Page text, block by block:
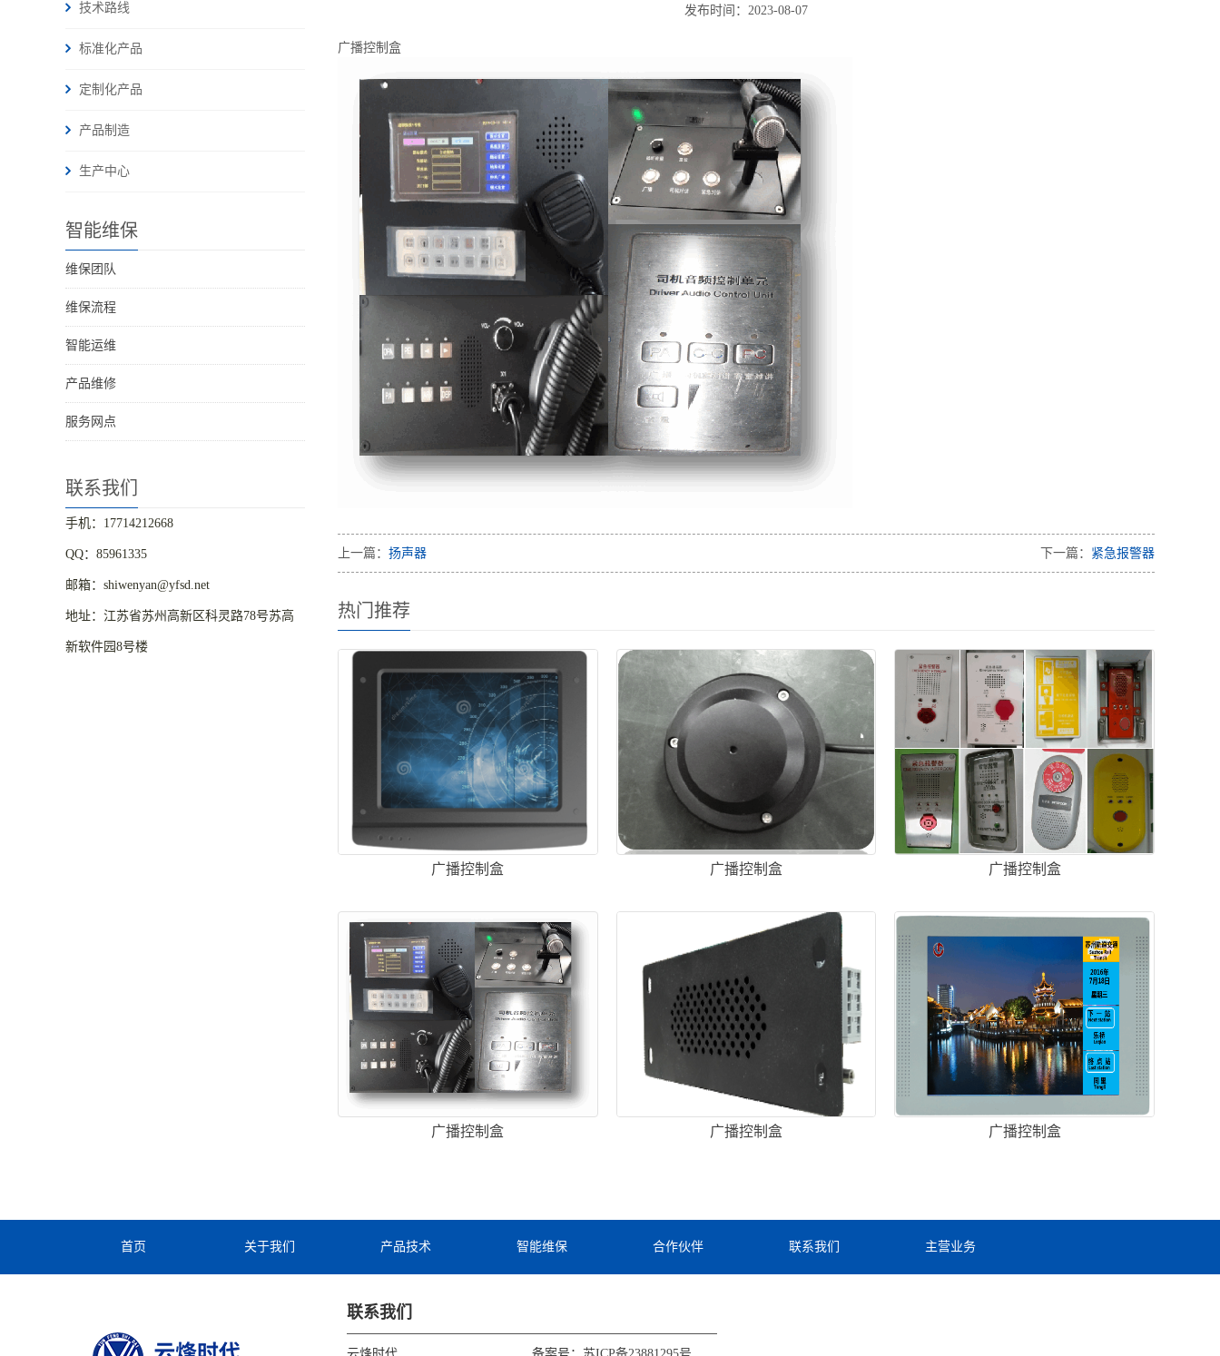
技术路线
标准化产品
定制化产品
产品制造
生产中心
智能维保
维保团队
维保流程
智能运维
产品维修
服务网点
联系我们
手机：17714212668
QQ：85961335
邮箱：shiwenyan@yfsd.net
地址：江苏省苏州高新区科灵路78号苏高
新软件园8号楼
发布时间：2023-08-07
广播控制盒
上一篇： 扬声器 下一篇： 紧急报警器
热门推荐
广播控制盒 广播控制盒 广播控制盒
广播控制盒 广播控制盒 广播控制盒
首页 关于我们 产品技术 智能维保 合作伙伴 联系我们 主营业务
联系我们